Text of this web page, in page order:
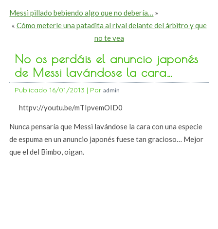
Messi pillado bebiendo algo que no debería… »
« Cómo meterle una patadita al rival delante del árbitro y que
no te vea
No os perdáis el anuncio japonés
de Messi lavándose la cara…
Publicado 16/01/2013 | Por admin
httpv://youtu.be/mTIpvemOID0
Nunca pensaría que Messi lavándose la cara con una especie
de espuma en un anuncio japonés fuese tan gracioso… Mejor
que el del Bimbo, oigan.